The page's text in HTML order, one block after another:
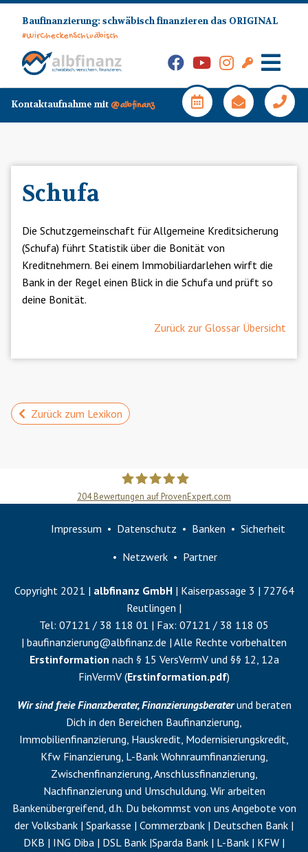
content
Baufinanzierung: schwäbisch finanzieren das ORIGINAL
#WirCheckenSchwäbisch
FacebookYouTubeInstagram
Kunden-
Schufa
Die Schutzgemeinschaft für Allgemeine Kreditsicherung
(Schufa) führt Statistik über die Bonität von
Kreditnehmern. Bei einem Immobiliardarlehen wirft die
Bank in der Regel einen Blick in die Schufa und prüft so
deine Bonität.
Zurück zur Glossar Übersicht
Zurück zum Lexikon
204Bewertungen auf ProvenExpert.com
Impressum Datenschutz Banken Sicherheit
Netzwerk Partner
Copyright 2021 | albfinanz GmbH| Kaiserpassage 3 | 72764
Reutlingen |
Tel: 07121 / 38 118 01 | Fax: 07121 / 38 118 05
| baufinanzierung@albfinanz.de | Alle Rechte vorbehalten
Erstinformation nach § 15 VersVermV und §§ 12, 12a
FinVermV (Erstinformation.pdf)
Wir sind freie Finanzberater, Finanzierungsberaterund beraten
Dich in den Bereichen Baufinanzierung,
Immobilienfinanzierung, Hauskredit, Modernisierungskredit,
Kfw Finanzierung, L-Bank Wohnraumfinanzierung,
Zwischenfinanzierung,Anschlussfinanzierung,
Nachfinanzierung und Umschuldung. Wir arbeiten
Bankenübergreifend, d.h. Du bekommst von uns Angebote von
der Volksbank | Sparkasse | Commerzbank | Deutschen Bank |
DKB | ING Diba | DSL Bank |Sparda Bank | L-Bank | KFW |
Kontaktaufnahme mit @albfinanz